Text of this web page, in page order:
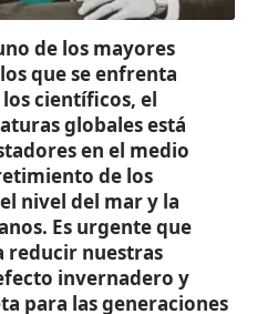
de los mayores
que se enfrenta
científicos, el
globales está
en el medio
de los
nivel del mar y la
Es urgente que
reducir nuestras
invernadero y
para las generaciones